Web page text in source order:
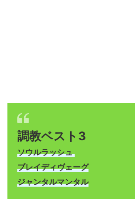
調教ベスト3
ソウルラッシュ
ブレイディヴェーグ
ジャンタルマンタル